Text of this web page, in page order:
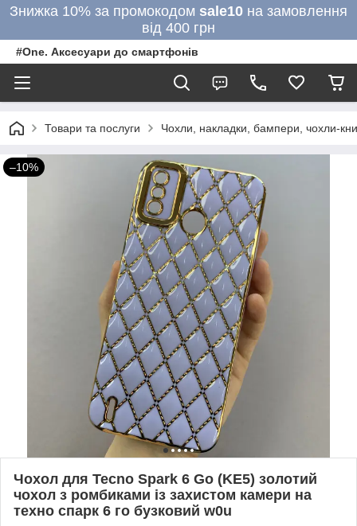
Знижка 10% за промокодом sale10 на замовлення
від 400 грн
#One. Аксесуари до смартфонів
Товари та послуги Чохли, накладки, бампери, чохли-
–10%
Чохол для Tecno Spark 6 Go (KE5) золотий
чохол з ромбиками із захистом камери на
техно спарк 6 го бузковий w0u